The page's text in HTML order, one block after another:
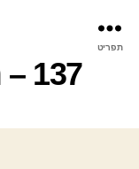
תפריט